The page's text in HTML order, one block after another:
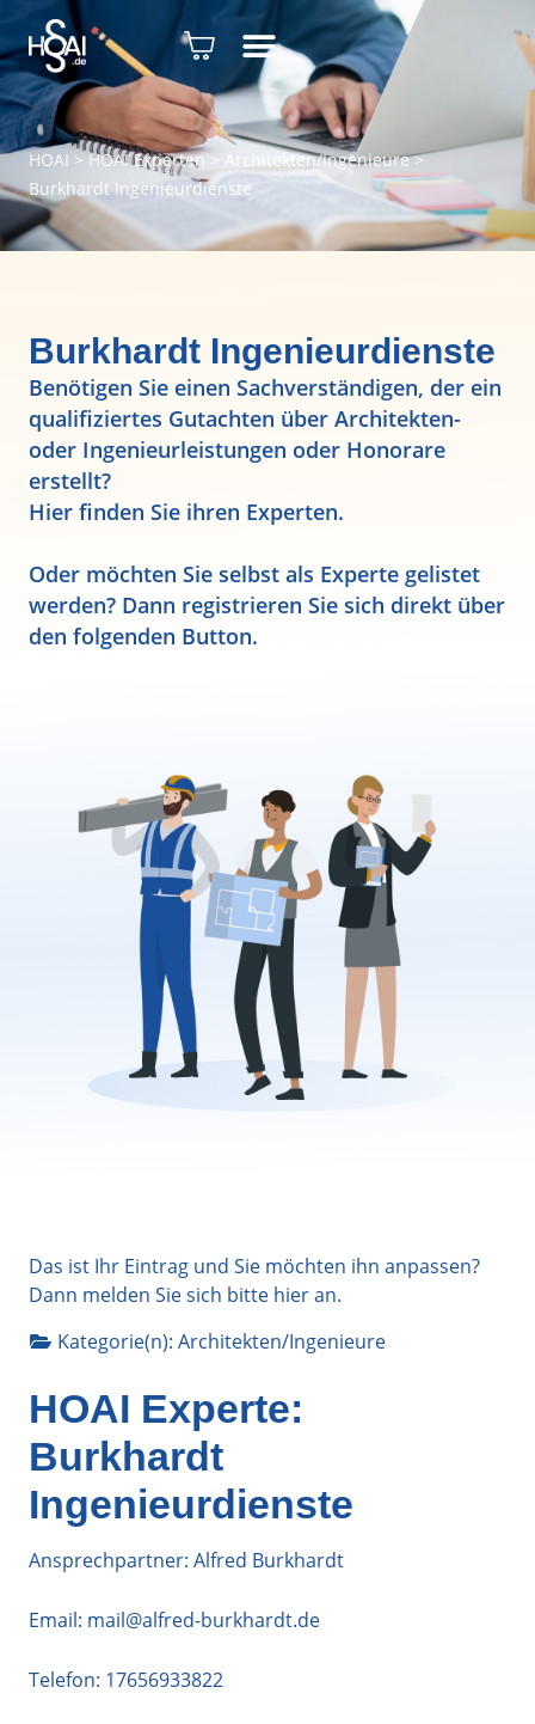
HOAI > HOAI Experten> Architekten/Ingenieure>
Burkhardt Ingenieurdienste
Burkhardt Ingenieurdienste
Benötigen Sie einen Sachverständigen, der ein
qualifiziertes Gutachten über Architekten-
oder Ingenieurleistungen oder Honorare
erstellt?
Hier finden Sie ihren Experten.
Oder möchten Sie selbst als Experte gelistet
werden? Dann registrieren Sie sich direkt über
den folgenden Button.
Das ist Ihr Eintrag und Sie möchten ihn anpassen?
Dann melden Sie sich bitte hieran.
Kategorie(n): Architekten/Ingenieure
HOAI Experte:
Burkhardt
Ingenieurdienste
Ansprechpartner: Alfred Burkhardt
Email: mail@alfred-burkhardt.de
Telefon: 17656933822